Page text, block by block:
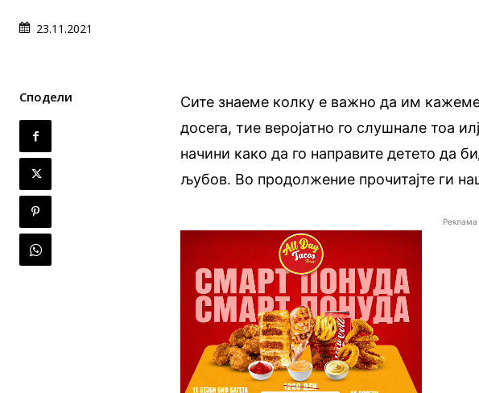
23.11.2021
Сподели
Сите знаеме колку е важно да им
досега, тие веројатно го слушнале тоа
начини како да го направите детето да
љубов. Во продолжение прочитајте ги
Реклама